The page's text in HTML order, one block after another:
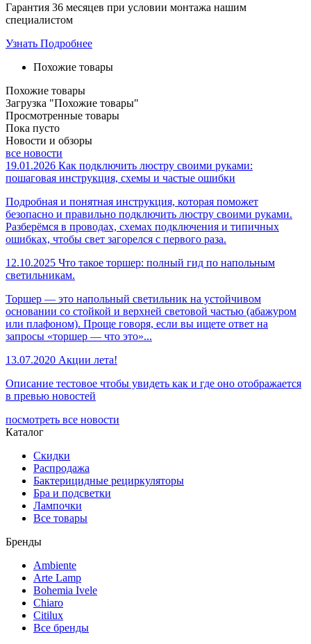
Гарантия 36 месяцев при условии монтажа нашим
специалистом
Узнать Подробнее
Похожие товары
Похожие товары
Загрузка "Похожие товары"
Просмотренные товары
Пока пусто
Новости и обзоры
все новости
19.01.2026 Как подключить люстру своими руками:
пошаговая инструкция, схемы и частые ошибки
Подробная и понятная инструкция, которая поможет
безопасно и правильно подключить люстру своими руками.
Разберёмся в проводах, схемах подключения и типичных
ошибках, чтобы свет загорелся с первого раза.
12.10.2025 Что такое торшер: полный гид по напольным
светильникам.
Торшер — это напольный светильник на устойчивом
основании со стойкой и верхней световой частью (абажуром
или плафоном). Проще говоря, если вы ищете ответ на
запросы «торшер — что это»...
13.07.2020 Акции лета!
Описание тестовое чтобы увидеть как и где оно отображается
в превью новостей
посмотреть все новости
Каталог
Скидки
Распродажа
Бактерицидные рециркуляторы
Бра и подсветки
Лампочки
Все товары
Бренды
Ambiente
Arte Lamp
Bohemia Ivele
Chiaro
Citilux
Все бренды